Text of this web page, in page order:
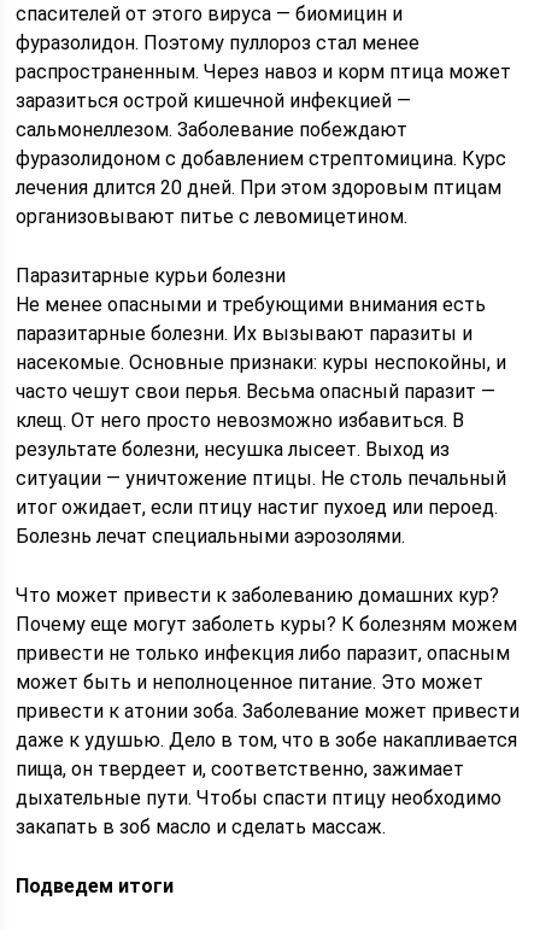
спасителей от этого вируса — биомицин и
фуразолидон. Поэтому пуллороз стал менее
распространенным. Через навоз и корм птица может
заразиться острой кишечной инфекцией —
сальмонеллезом. Заболевание побеждают
фуразолидоном с добавлением стрептомицина. Курс
лечения длится 20 дней. При этом здоровым птицам
организовывают питье с левомицетином.
Паразитарные курьи болезни
Не менее опасными и требующими внимания есть
паразитарные болезни. Их вызывают паразиты и
насекомые. Основные признаки: куры неспокойны, и
часто чешут свои перья. Весьма опасный паразит —
клещ. От него просто невозможно избавиться. В
результате болезни, несушка лысеет. Выход из
ситуации — уничтожение птицы. Не столь печальный
итог ожидает, если птицу настиг пухоед или пероед.
Болезнь лечат специальными аэрозолями.
Что может привести к заболеванию домашних кур?
Почему еще могут заболеть куры? К болезням можем
привести не только инфекция либо паразит, опасным
может быть и неполноценное питание. Это может
привести к атонии зоба. Заболевание может привести
даже к удушью. Дело в том, что в зобе накапливается
пища, он твердеет и, соответственно, зажимает
дыхательные пути. Чтобы спасти птицу необходимо
закапать в зоб масло и сделать массаж.
Подведем итоги